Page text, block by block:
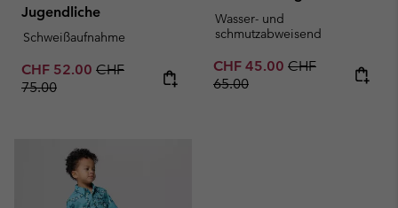
Jugendliche
Schweißaufnahme
Sale price:
CHF 52.00 Regular price:
CHF
75.00
Wasser- und
schmutzabweisend
Sale price:
CHF 45.00 Regular price:
CHF
65.00